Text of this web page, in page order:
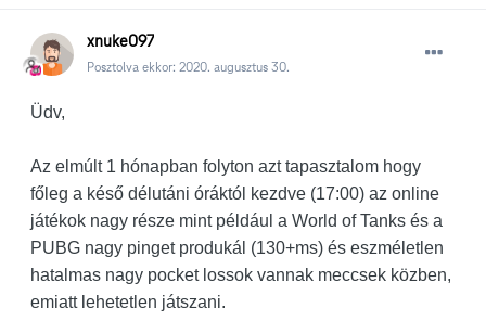
xnuke097
Posztolva ekkor: 2020. augusztus 30.
Üdv,
Az elmúlt 1 hónapban folyton azt tapasztalom hogy
főleg a késő délutáni óráktól kezdve (17:00) az online
játékok nagy része mint például a World of Tanks és a
PUBG nagy pinget produkál (130+ms) és eszméletlen
hatalmas nagy pocket lossok vannak meccsek közben,
emiatt lehetetlen játszani.